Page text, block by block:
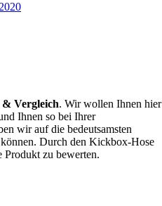
& Vergleich. Wir wollen Ihnen hier
Ihnen so bei Ihrer
wir auf die bedeutsamsten
Durch den Kickbox-Hose
Produkt zu bewerten.